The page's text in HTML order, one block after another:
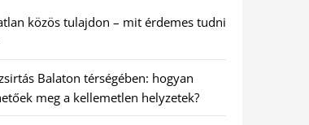
közös tulajdon – mit érdemes tudni
Balaton térségében: hogyan
meg a kellemetlen helyzetek?